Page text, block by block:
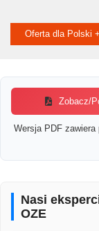
Oferta dla Polski +
Zobacz/
Wersja PDF zawiera
Nasi
OZE